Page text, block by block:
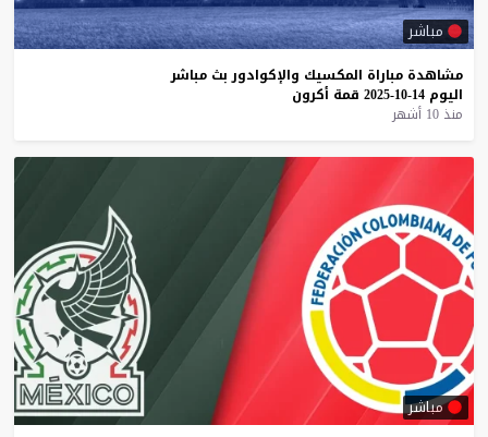
مباشر
مشاهدة مباراة المكسيك والإكوادور بث مباشر
اليوم 14-10-2025 قمة أكرون
منذ 10 أشهر
مباشر